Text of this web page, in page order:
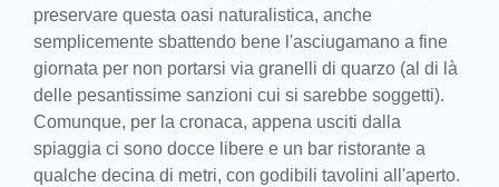
preservare questa oasi naturalistica, anche
semplicemente sbattendo bene l'asciugamano a fine
giornata per non portarsi via granelli di quarzo (al di là
delle pesantissime sanzioni cui si sarebbe soggetti).
Comunque, per la cronaca, appena usciti dalla
spiaggia ci sono docce libere e un bar ristorante a
qualche decina di metri, con godibili tavolini all'aperto.